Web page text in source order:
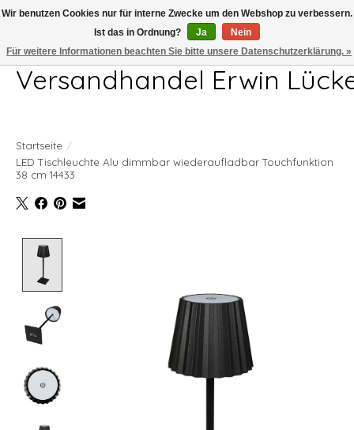
Telefon 04407 715872 MO-DO 7.00-17.00Uhr FR 7.00-13.00Uhr
Versandhandel Erwin
Startseite /
LED Tischleuchte Alu dimmbar wiederaufladbar Touchfunktion
38 cm 14433
Wir benutzen Cookies nur für interne Zwecke um den Webshop zu verbessern.
Ist das in Ordnung?
Ja
Nein
Für weitere Informationen beachten Sie bitte unsere Datenschutzerklärung. »